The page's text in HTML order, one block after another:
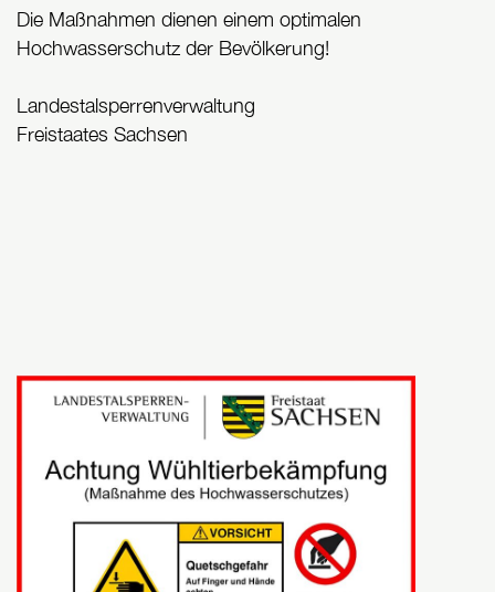
Die Maßnahmen dienen einem optimalen
Hochwasserschutz der Bevölkerung!
Landestalsperrenverwaltung
Freistaates Sachsen